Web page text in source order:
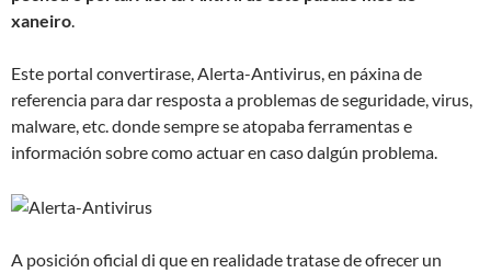
xaneiro.
Este portal convertirase, Alerta-Antivirus, en páxina de
referencia para dar resposta a problemas de seguridade, virus,
malware, etc. donde sempre se atopaba ferramentas e
información sobre como actuar en caso dalgún problema.
A posición oficial di que en realidade tratase de ofrecer un